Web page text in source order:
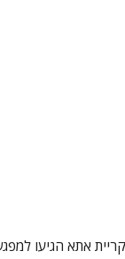
אתא הגיעו